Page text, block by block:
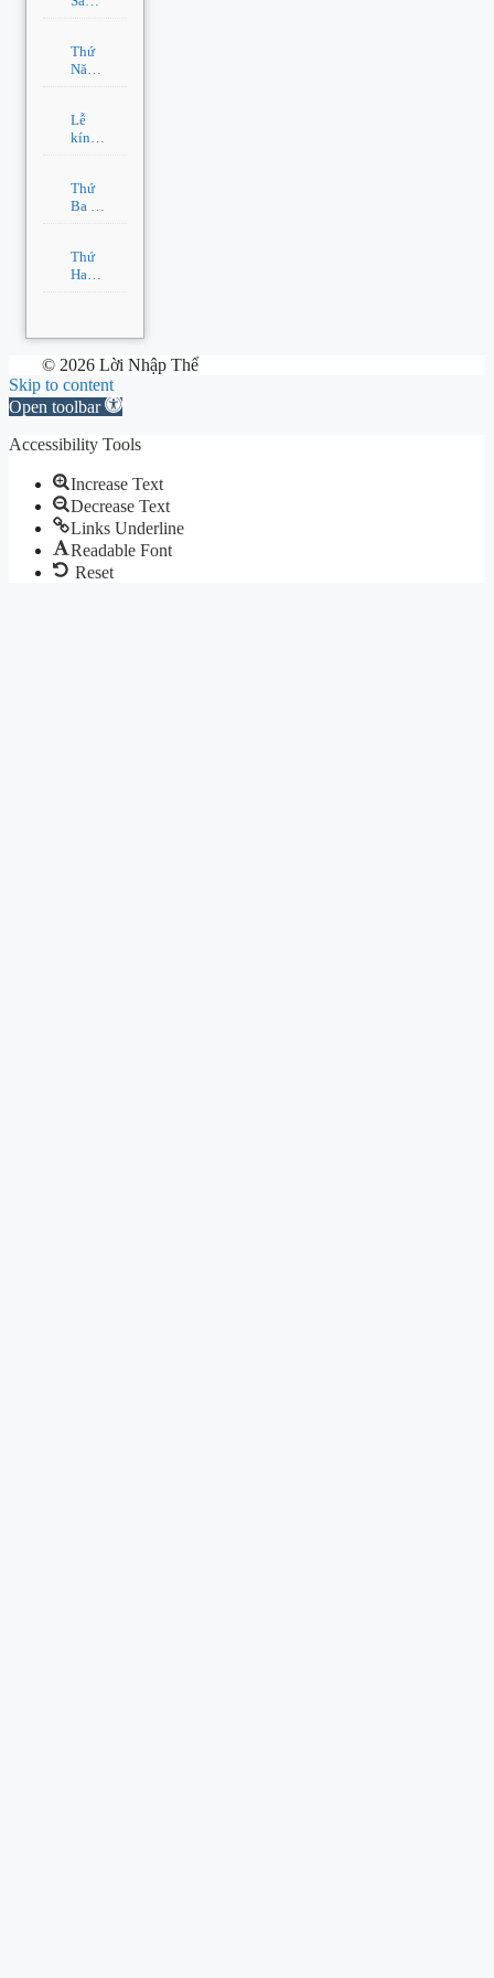
Tuần
TN2
Thứ
Năm
–
16 –
TN2
Lễ
kính
Thánh
Magdala
Thứ
Ba –
Tuần
TN2
Thứ
Hai –
Tuần
© 2026 Lời Nhập Thể
Skip to content
Open toolbar
Accessibility Tools
Increase Text
Decrease Text
Links Underline
Readable Font
Reset